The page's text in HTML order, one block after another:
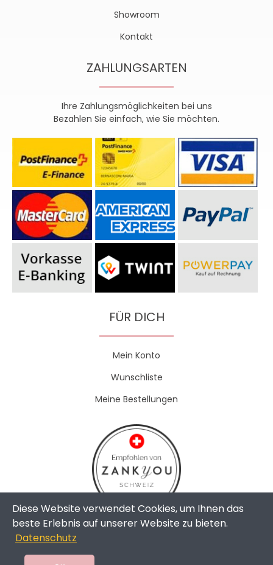
Showroom
Kontakt
ZAHLUNGSARTEN
Ihre Zahlungsmöglichkeiten bei uns
Bezahlen Sie einfach, wie Sie möchten.
FÜR DICH
Mein Konto
Wunschliste
Meine Bestellungen
Diese Website verwendet Cookies, um Ihnen das
beste Erlebnis auf unserer Website zu bieten.
Datenschutz